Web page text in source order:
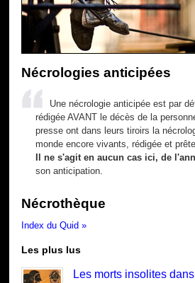
Nécrologies anticipées
Une nécrologie anticipée est par
rédigée AVANT le décès de la
presse ont dans leurs tiroirs la
monde encore vivants, rédigée et
Il ne s'agit en aucun cas ici, de
son anticipation.
Nécrothèque
Index du Quid »
Les plus lus
Les morts insolites